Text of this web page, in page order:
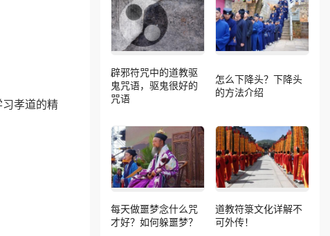
孝道的精
辟邪符咒中的道教驱
鬼咒语，驱鬼很好的
咒语
怎么下降头？下降头
的方法介绍
每天做噩梦念什么咒
才好？如何躲噩梦？
道教符箓文化详解不
可外传！